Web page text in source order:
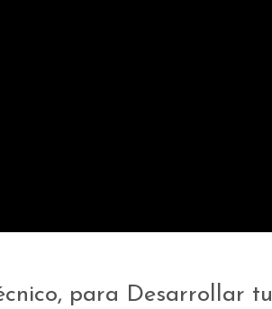
para Desarrollar tu